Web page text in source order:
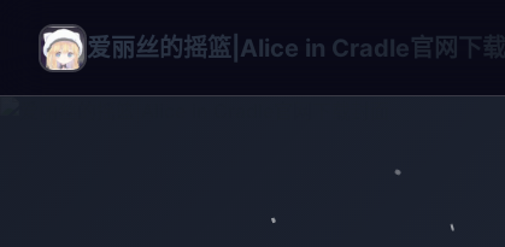
爱丽丝的摇篮|Alice in Cradle官网下载